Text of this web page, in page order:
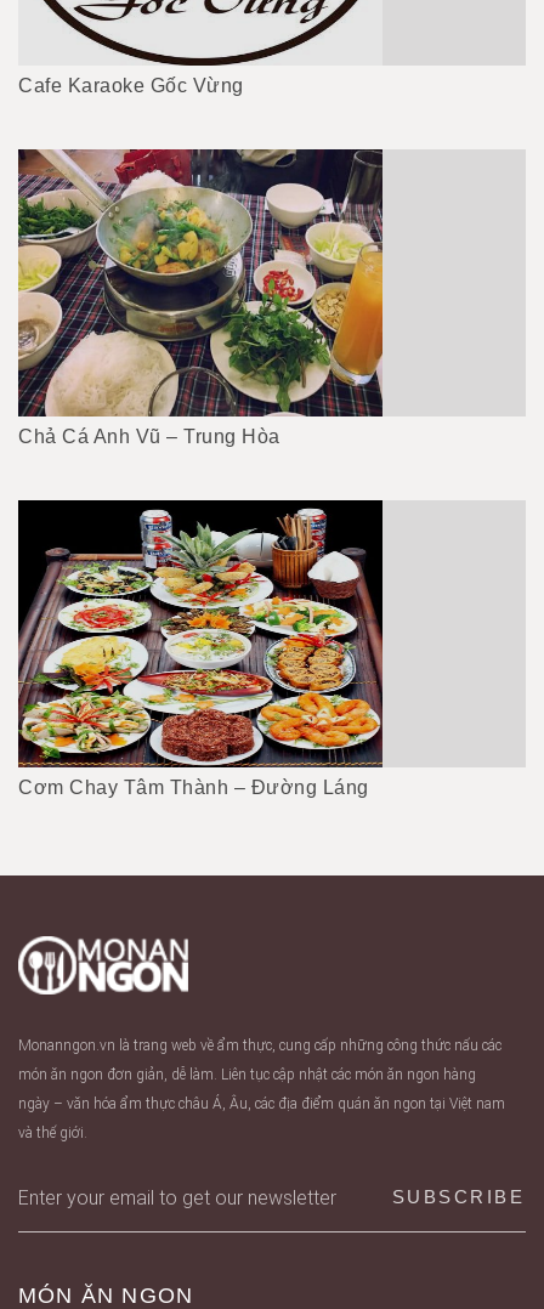
Cafe Karaoke Gốc Vừng
Chả Cá Anh Vũ – Trung Hòa
Cơm Chay Tâm Thành – Đường Láng
Monanngon.vn là trang web về ẩm thực, cung cấp những công thức nấu các
món ăn ngon đơn giản, dễ làm. Liên tục cập nhật các món ăn ngon hàng
ngày – văn hóa ẩm thực châu Á, Âu, các địa điểm quán ăn ngon tại Việt nam
và thế giới.
MÓN ĂN NGON